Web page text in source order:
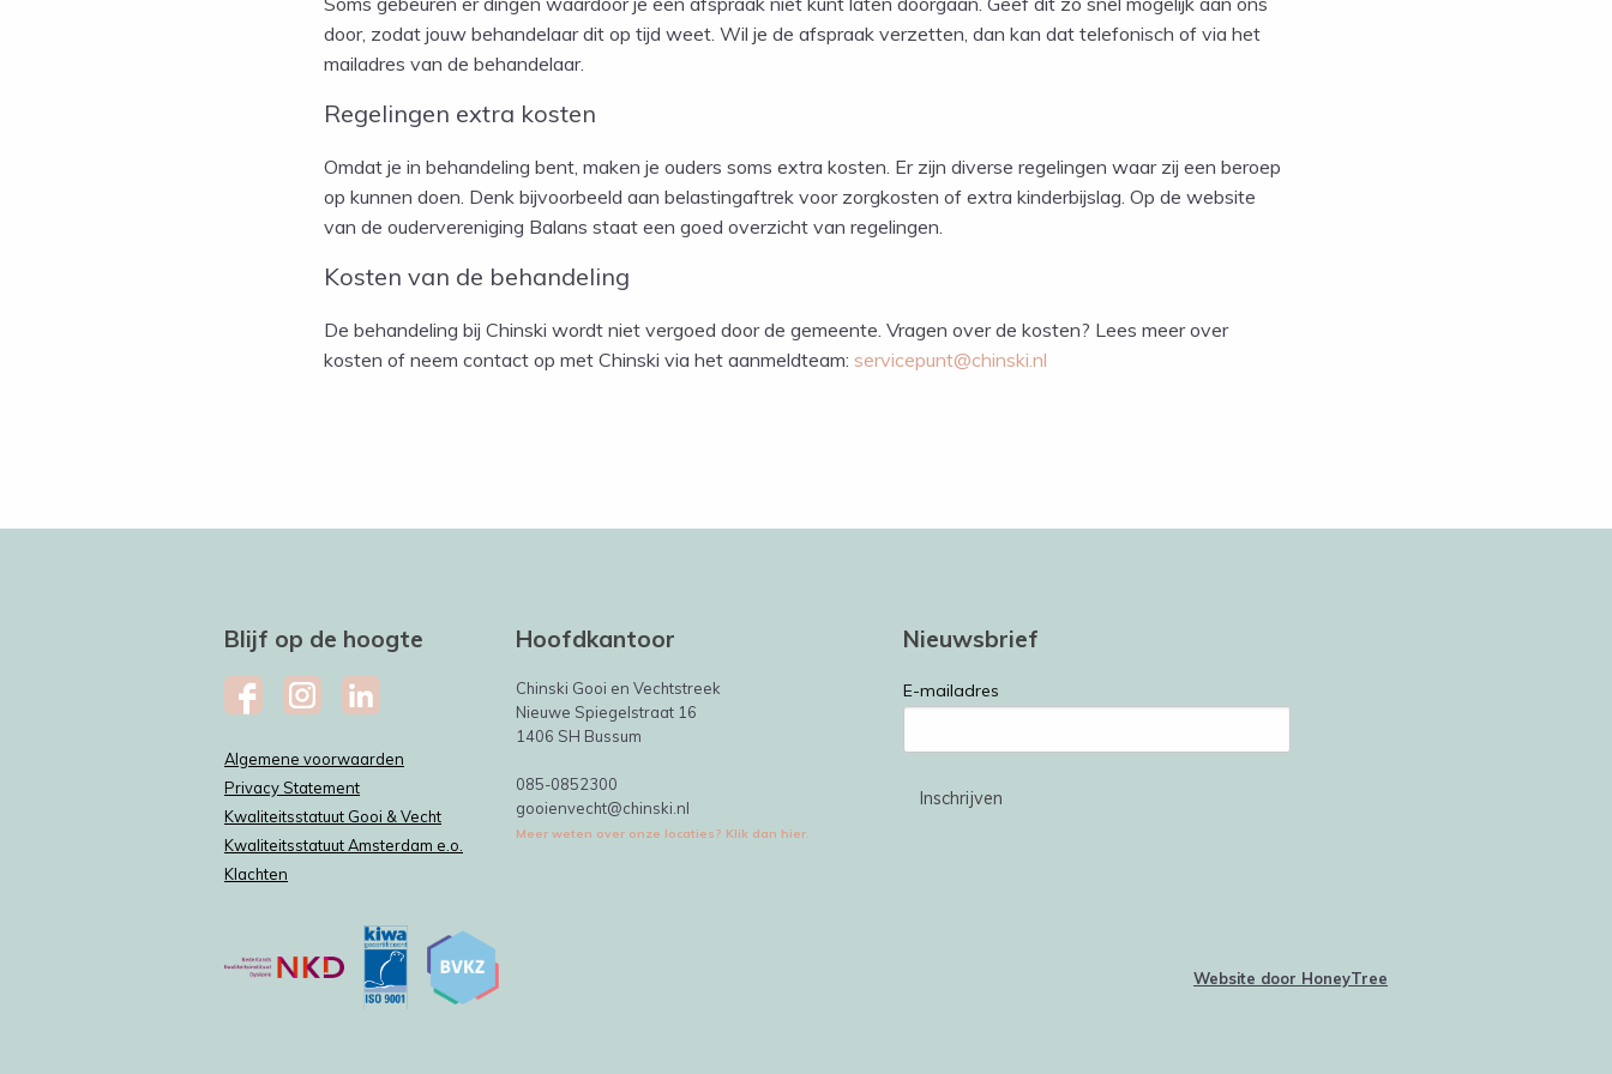
door, zodat jouw behandelaar dit op tijd weet. Wil je de afspraak verzetten, dan kan dat telefonisch of via het
mailadres van de behandelaar.
Regelingen extra kosten
Omdat je in behandeling bent, maken je ouders soms extra kosten. Er zijn diverse regelingen waar zij een beroep
op kunnen doen. Denk bijvoorbeeld aan belastingaftrek voor zorgkosten of extra kinderbijslag. Op de website
van de oudervereniging Balans staat een goed overzicht van regelingen.
Kosten van de behandeling
De behandeling bij Chinski wordt niet vergoed door de gemeente. Vragen over de kosten? Lees meer over
kosten of neem contact op met Chinski via het aanmeldteam:servicepunt@chinski.nl
Blijf op de hoogte
Algemene voorwaarden
Privacy Statement
Kwaliteitsstatuut Gooi & Vecht
Kwaliteitsstatuut Amsterdam e.o.
Klachten
Hoofdkantoor
Chinski Gooi en Vechtstreek
Nieuwe Spiegelstraat 16
1406 SH Bussum
085-0852300
gooienvecht@chinski.nl
Meer weten over onze locaties? Klik dan hier.
Nieuwsbrief
E-mailadres
Website door HoneyTree